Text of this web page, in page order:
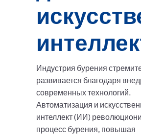
Индустрия бурения
развивается благодаря
современных технологий.
Автоматизация и
интеллект (ИИ)
процесс бурения, повышая